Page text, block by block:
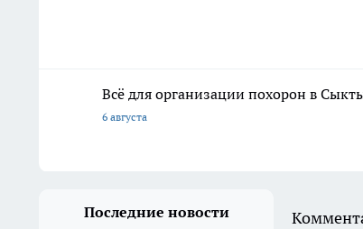
Всё для организации похорон в
6 августа
Последние новости